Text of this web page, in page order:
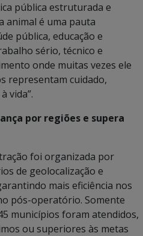
pública estruturada e
animal é uma pauta
pública, educação e
sério, técnico e
onde muitas vezes ele
representam cuidado,
vida”.
por regiões e supera
foi organizada por
de geolocalização e
mais eficiência nos
pós-operatório. Somente
municípios foram atendidos,
ou superiores às metas